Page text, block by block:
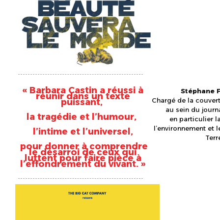
« Barbara Castin a réussi à
réunir dans un texte
puissant,
la tragédie et l’humour,
l’intime et l’universel,
pour donner à comprendre
le désarroi de ceux qui
luttent pour faire pièce à
l’effondrement du vivant. »
Stéphane
Chargé de la
au sein du
en particulier
l’environnement et